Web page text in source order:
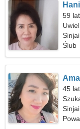
Hani
59
Ślub
45